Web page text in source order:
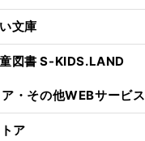
文庫
図書 S-KIDS.LAND
・ その他WEBサービス
ア